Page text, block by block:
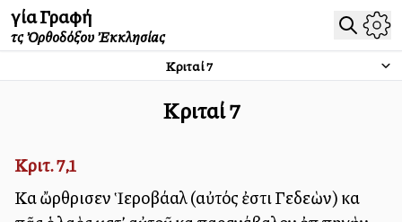
Ἁγία Γραφή
τῆς Ὀρθοδόξου Ἐκκλησίας
Κριταί7
Κριταί7
Κριτ. 7,1
Καὶ ὤρθρισεν Ἱεροβάαλ (αὐτός ἐστι Γεδεὼν) καὶ